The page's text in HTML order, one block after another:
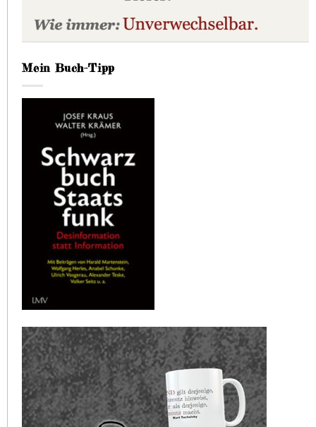
Mein Buch-Tipp